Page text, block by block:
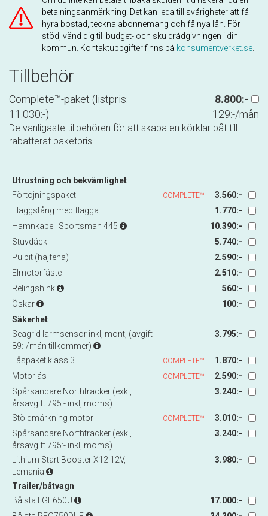
betalningsanmärkning. Det kan leda till svårigheter att få
hyra bostad, teckna abonnemang och få nya lån. För
stöd, vänd dig till budget- och skuldrådgivningen i din
kommun. Kontaktuppgifter finns på konsumentverket.se
Tillbehör
Complete™-paket (listpris:
11.030:-)
8.800:-
129:-/mån
De vanligaste tillbehören för att skapa en körklar båt till
rabatterat paketpris.
Utrustning och bekvämlighet
Förtöjningspaket
COMPLETE™
3.560:-
Flaggstång med flagga
1.770:-
Hamnkapell Sportsman 445
10.390:-
Stuvdäck
5.740:-
Pulpit (hajfena)
2.590:-
Elmotorfäste
2.510:-
Relingshink
560:-
Öskar
100:-
Säkerhet
Seagrid larmsensor inkl, mont, (avgift
89:-/mån tillkommer)
3.795:-
Låspaket klass 3 COMPLETE™
1.870:-
Motorlås
COMPLETE™
2.590:-
Spårsändare Northtracker (exkl,
årsavgift 795:- inkl, moms)
3.240:-
Stöldmärkning motor COMPLETE™
3.010:-
Spårsändare Northtracker (exkl,
årsavgift 795:- inkl, moms)
3.240:-
Lithium Start Booster X12 12V,
Lemania
3.980:-
Trailer/båtvagn
Bålsta LGF650U
17.000:-